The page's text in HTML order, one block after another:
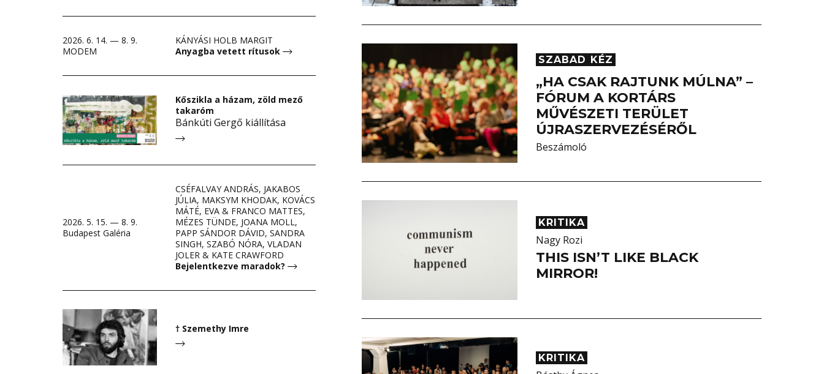
2026. 6. 14. — 8. 9.
MODEM
KÁNYÁSI HOLB MARGIT
Anyagba vetett rítusok
Kőszikla a házam, zöld mező
takaróm
Bánkúti Gergő kiállítása
2026. 5. 15. — 8. 9.
Budapest Galéria
CSÉFALVAY ANDRÁS, JAKABOS
JÚLIA, MAKSYM KHODAK, KOVÁCS
MÁTÉ, EVA & FRANCO MATTES,
MÉZES TÜNDE, JOANA MOLL,
PAPP SÁNDOR DÁVID, SANDRA
SINGH, SZABÓ NÓRA, VLADAN
JOLER & KATE CRAWFORD
Bejelentkezve maradok?
† Szemethy Imre
SZABAD KÉZ
„HA CSAK RAJTUNK MÚLNA” –
FÓRUM A KORTÁRS
MŰVÉSZETI TERÜLET
ÚJRASZERVEZÉSÉRŐL
Beszámoló
KRITIKA
Nagy Rozi
THIS ISN’T LIKE BLACK
MIRROR!
KRITIKA